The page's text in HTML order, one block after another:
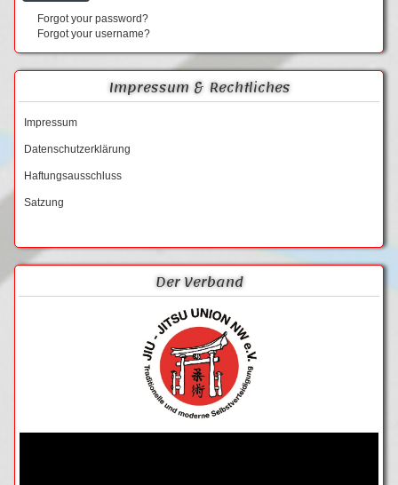
Forgot your password?
Forgot your username?
Impressum & Rechtliches
Impressum
Datenschutzerklärung
Haftungsausschluss
Satzung
Der Verband